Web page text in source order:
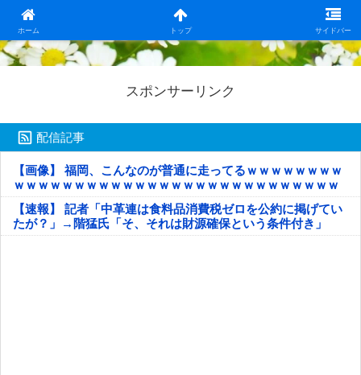
ホーム トップ サイドバー
日本第一！ニュース録
スポンサーリンク
配信記事
【画像】 福岡、こんなのが普通に走ってるｗｗｗｗｗｗｗｗ
ｗｗｗｗｗｗｗｗｗｗｗｗｗｗｗｗｗｗｗｗｗｗｗｗｗｗｗ
ｗｗｗｗｗ
【速報】 記者「中革連は食料品消費税ゼロを公約に掲げてい
たが？」→階猛氏「そ、それは財源確保という条件付き」